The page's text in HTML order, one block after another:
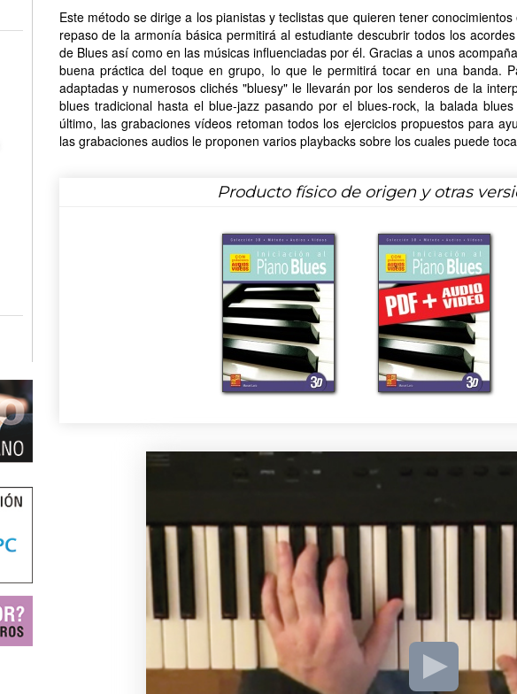
Este método se dirige a los pianistas y teclistas que quieren tener
repaso de la armonía básica permitirá al estudiante descubrir todos los
de Blues así como en las músicas influenciadas por él. Gracias a unos
buena práctica del toque en grupo, lo que le permitirá tocar en una banda.
adaptadas y numerosos clichés "bluesy" le llevarán por los senderos de la
blues tradicional hasta el blue-jazz pasando por el blues-rock, la balada
último, las grabaciones vídeos retoman todos los ejercicios propuestos para
las grabaciones audios le proponen varios playbacks sobre los cuales puede
Producto físico de origen y otras